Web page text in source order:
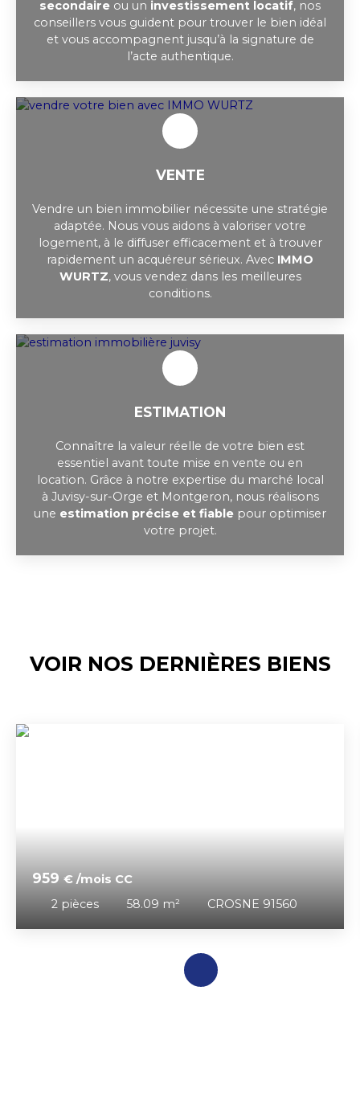
secondaire ou un investissement locatif, nos
conseillers vous guident pour trouver le bien idéal
et vous accompagnent jusqu’à la signature de
l’acte authentique.
VENTE
Vendre un bien immobilier nécessite une stratégie
adaptée. Nous vous aidons à valoriser votre
logement, à le diffuser efficacement et à trouver
rapidement un acquéreur sérieux. Avec IMMO
WURTZ, vous vendez dans les meilleures
conditions.
ESTIMATION
Connaître la valeur réelle de votre bien est
essentiel avant toute mise en vente ou en
location. Grâce à notre expertise du marché local
à Juvisy-sur-Orge et Montgeron, nous réalisons
une estimation précise et fiable pour optimiser
votre projet.
VOIR NOS DERNIÈRES BIENS
959 € /mois CC
2 pièces 58.09 m² CROSNE 91560